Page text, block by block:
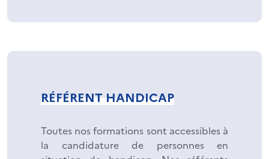
RÉFÉRENT HANDICAP
Toutes nos formations sont accessibles à
la candidature de personnes en